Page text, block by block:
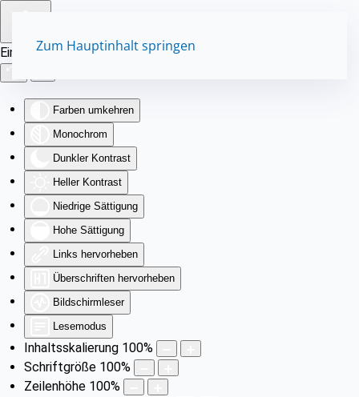
Eingabehilfen öffnen
Farben umkehren
Monochrom
Dunkler Kontrast
Heller Kontrast
Niedrige Sättigung
Hohe Sättigung
Links hervorheben
Überschriften hervorheben
Bildschirmleser
Lesemodus
Inhaltsskalierung 100%
Schriftgröße 100%
Zeilenhöhe 100%
Zum Hauptinhalt springen